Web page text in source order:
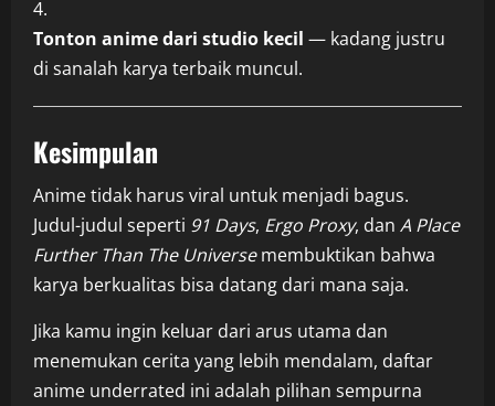
Tonton anime dari studio kecil — kadang justru
di sanalah karya terbaik muncul.
Kesimpulan
Anime tidak harus viral untuk menjadi bagus.
Judul-judul seperti 91 Days, Ergo Proxy, dan A Place
Further Than The Universemembuktikan bahwa
karya berkualitas bisa datang dari mana saja.
Jika kamu ingin keluar dari arus utama dan
menemukan cerita yang lebih mendalam, daftar
anime underrated ini adalah pilihan sempurna